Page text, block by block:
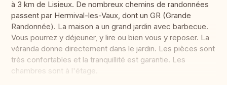
à 3 km de Lisieux. De nombreux chemins de randonnées
passent par Hermival-les-Vaux, dont un GR (Grande
Randonnée). La maison a un grand jardin avec barbecue.
Vous pourrez y déjeuner, y lire ou bien vous y reposer. La
véranda donne directement dans le jardin. Les pièces sont
très confortables et la tranquillité est garantie. Les
chambres sont à l'étage.